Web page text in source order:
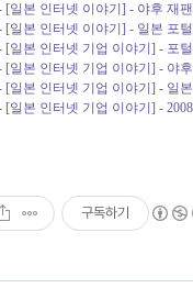
[일본 인터넷 이야기] - 야후 재
[일본 인터넷 이야기] - 일본 포
[일본 인터넷 기업 이야기] - 포
[일본 인터넷 기업 이야기] - 야
[일본 인터넷 기업 이야기] - 일
[일본 인터넷 기업 이야기] -
구독하기